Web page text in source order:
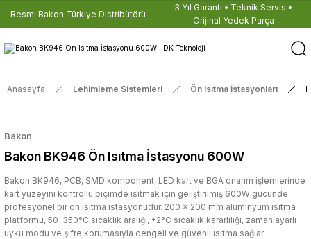
Resmi Bakon Türkiye Distribütörü
3 Yıl Garanti • Teknik Servis •
Orijinal Yedek Parça
Anasayfa Lehimleme Sistemleri Ön Isıtma İstasyonları
Bakon
Bakon BK946 Ön Isıtma İstasyonu 600W
Bakon BK946, PCB, SMD komponent, LED kart ve BGA onarım işlemlerinde
kart yüzeyini kontrollü biçimde ısıtmak için geliştirilmiş 600W gücünde
profesyonel bir ön ısıtma istasyonudur. 200 × 200 mm alüminyum ısıtma
platformu, 50–350°C sıcaklık aralığı, ±2°C sıcaklık kararlılığı, zaman ayarlı
uyku modu ve şifre korumasıyla dengeli ve güvenli ısıtma sağlar.